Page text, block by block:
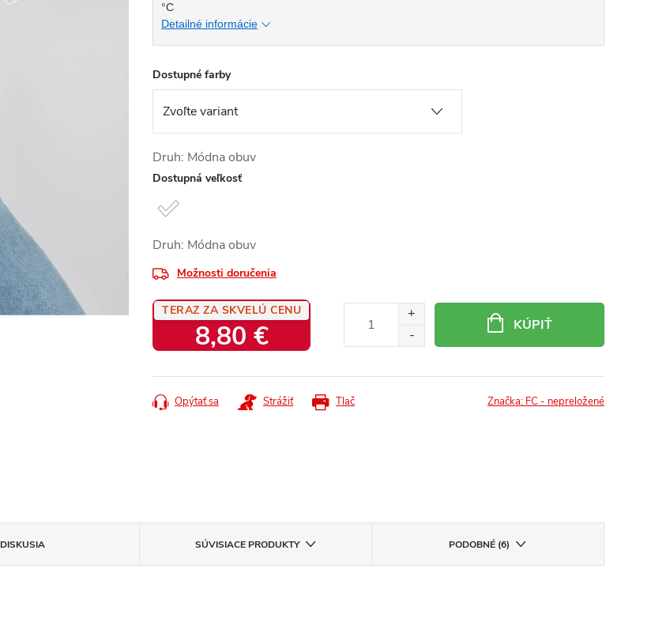
°C
Detailné informácie
Dostupné farby
Druh: Módna obuv
Dostupná veľkosť
Druh: Módna obuv
Možnosti doručenia
TERAZ ZA SKVELÚ CENU
8,80 €
cena:
KÚPIŤ
Tlač
Opýtať sa Strážiť Značka: FC - nepreložené
DISKUSIA SÚVISIACE PRODUKTY PODOBNÉ (6)